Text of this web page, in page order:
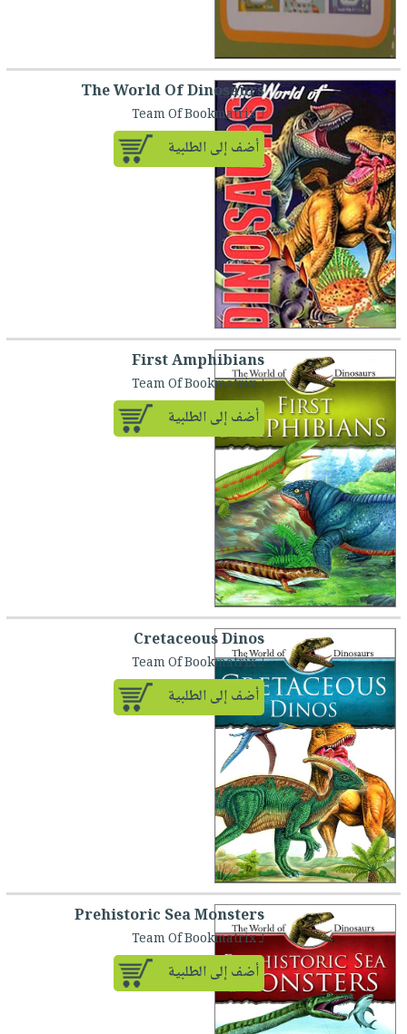
The World Of Dinosaurs
لـ Team Of Bookmatrix
أضف إلى الطلبية
First Amphibians
لـ Team Of Bookmatrix
أضف إلى الطلبية
Cretaceous Dinos
لـ Team Of Bookmatrix
أضف إلى الطلبية
Prehistoric Sea Monsters
لـ Team Of Bookmatrix
أضف إلى الطلبية